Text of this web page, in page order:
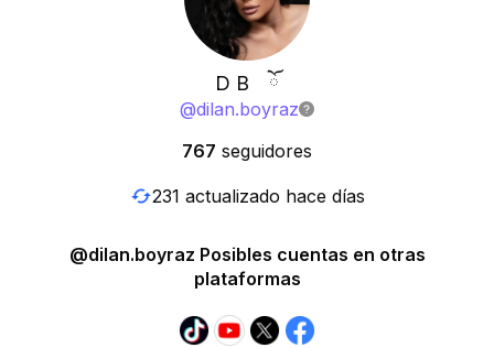
D B ⠀ོ
@dilan.boyraz
767 seguidores
231 actualizado hace días
@dilan.boyraz Posibles cuentas en otras
plataformas